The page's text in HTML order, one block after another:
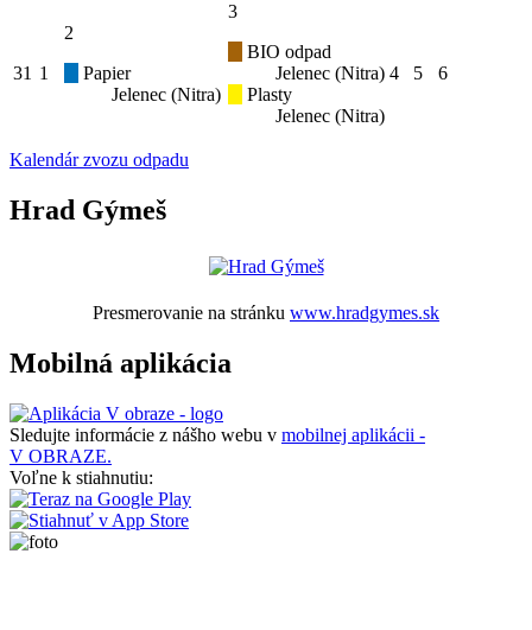
31 1
2
Papier
Jelenec (Nitra)
3
BIO odpad
Jelenec (Nitra)
Plasty
Jelenec (Nitra)
4 5 6
Kalendár zvozu odpadu
Hrad Gýmeš
Presmerovanie na stránku www.hradgymes.sk
Mobilná aplikácia
Sledujte informácie z nášho webu v mobilnej aplikácii -
V OBRAZE.
Voľne k stiahnutiu: